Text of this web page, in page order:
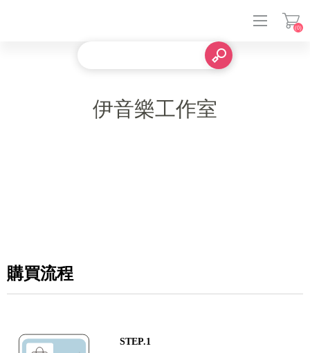
(0)
伊音樂工作室
購買流程
STEP.1